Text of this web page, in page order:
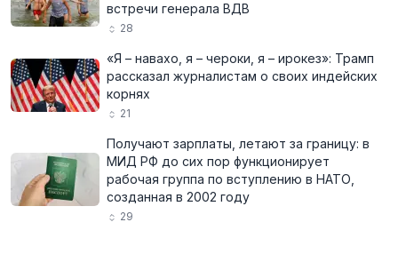
встречи генерала ВДВ
28
«Я – навахо, я – чероки, я – ирокез»: Трамп
рассказал журналистам о своих индейских
корнях
21
Получают зарплаты, летают за границу: в
МИД РФ до сих пор функционирует
рабочая группа по вступлению в НАТО,
созданная в 2002 году
29